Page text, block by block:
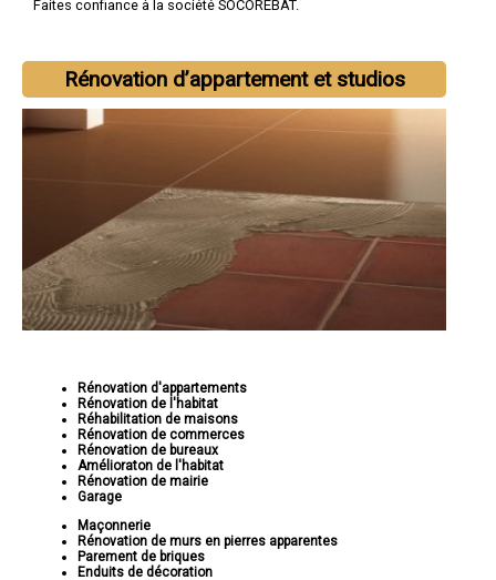
Faites confiance à la société SOCOREBAT.
Rénovation d’appartement et studios
Rénovation d'appartements
Rénovation de l'habitat
Réhabilitation de maisons
Rénovation de commerces
Rénovation de bureaux
Amélioraton de l'habitat
Rénovation de mairie
Garage
Maçonnerie
Rénovation de murs en pierres apparentes
Parement de briques
Enduits de décoration